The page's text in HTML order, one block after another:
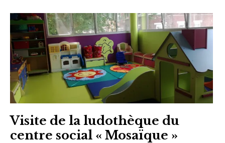
Visite de la ludothèque du
centre social « Mosaïque »